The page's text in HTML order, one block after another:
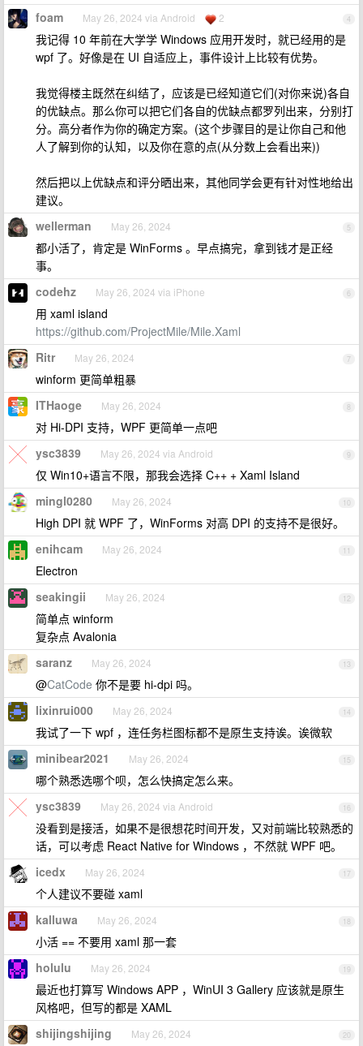
4
foam May 26, 2024 via Android 2
我记得 10 年前在大学学 Windows 应用开发时，就已经用的是
wpf 了。好像是在 UI 自适应上，事件设计上比较有优势。
我觉得楼主既然在纠结了，应该是已经知道它们(对你来说)各自
的优缺点。那么你可以把它们各自的优缺点都罗列出来，分别打
分。高分者作为你的确定方案。(这个步骤目的是让你自己和他
人了解到你的认知，以及你在意的点(从分数上会看出来))
然后把以上优缺点和评分晒出来，其他同学会更有针对性地给出
建议。
5
wellerman May 26, 2024
都小活了，肯定是 WinForms 。早点搞完，拿到钱才是正经
事。
6
codehz May 26, 2024 via iPhone
用 xaml island
https://github.com/ProjectMile/Mile.Xaml
7
Ritr May 26, 2024
winform 更简单粗暴
8
ITHaoge May 26, 2024
对 Hi-DPI 支持，WPF 更简单一点吧
9
ysc3839 May 26, 2024 via Android
仅 Win10+语言不限，那我会选择 C++ + Xaml Island
10
mingl0280 May 26, 2024
High DPI 就 WPF 了，WinForms 对高 DPI 的支持不是很好。
11
enihcam May 26, 2024
Electron
12
seakingii May 26, 2024
简单点 winform
复杂点 Avalonia
13
saranz May 26, 2024
@CatCode 你不是要 hi-dpi 吗。
14
lixinrui000 May 26, 2024
我试了一下 wpf ，连任务栏图标都不是原生支持诶。诶微软
15
minibear2021 May 26, 2024
哪个熟悉选哪个呗，怎么快搞定怎么来。
16
ysc3839 May 26, 2024 via Android
没看到是接活，如果不是很想花时间开发，又对前端比较熟悉的
话，可以考虑 React Native for Windows ，不然就 WPF 吧。
17
icedx May 26, 2024
个人建议不要碰 xaml
18
kalluwa May 26, 2024
小活 == 不要用 xaml 那一套
19
holulu May 26, 2024
最近也打算写 Windows APP ，WinUI 3 Gallery 应该就是原生
风格吧，但写的都是 XAML
20
shijingshijing May 26, 2024